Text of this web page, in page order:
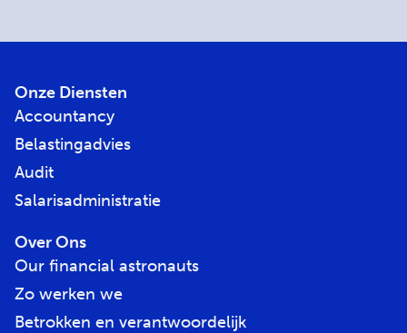
Onze Diensten
Accountancy
Belastingadvies
Audit
Salarisadministratie
Over Ons
Our financial astronauts
Zo werken we
Betrokken en verantwoordelijk